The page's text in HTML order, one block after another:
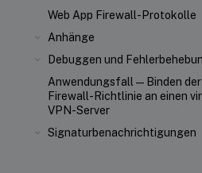
Web App Firewall-Protokolle
Anhänge
Debuggen und
Anwendungsfall — Binden der
Firewall-Richtlinie an einen
VPN-Server
Signaturbenachrichtigungen